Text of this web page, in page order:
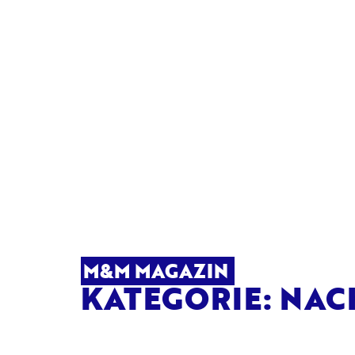
M&M MAGAZIN
KATEGORIE: